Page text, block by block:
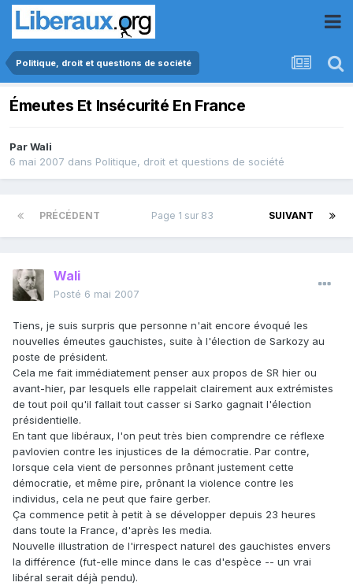
Politique, droit et questions de société
Émeutes Et Insécurité En France
ParWali
6 mai 2007 dans Politique, droit et questions de société
PRÉCÉDENT SUIVANT
Page 1 sur 83
Wali
Posté 6 mai 2007
Tiens, je suis surpris que personne n'ait encore évoqué les
nouvelles émeutes gauchistes, suite à l'élection de Sarkozy au
poste de président.
Cela me fait immédiatement penser aux propos de SR hier ou
avant-hier, par lesquels elle rappelait clairement aux extrémistes
de tout poil qu'il fallait tout casser si Sarko gagnait l'élection
présidentielle.
En tant que libéraux, l'on peut très bien comprendre ce réflexe
pavlovien contre les injustices de la démocratie. Par contre,
lorsque cela vient de personnes prônant justement cette
démocratie, et même pire, prônant la violence contre les
individus, cela ne peut que faire gerber.
Ça commence petit à petit à se développer depuis 23 heures
dans toute la France, d'après les media.
Nouvelle illustration de l'irrespect naturel des gauchistes envers
la différence (fut-elle mince dans le cas d'espèce -- un vrai
libéral serait déjà pendu).